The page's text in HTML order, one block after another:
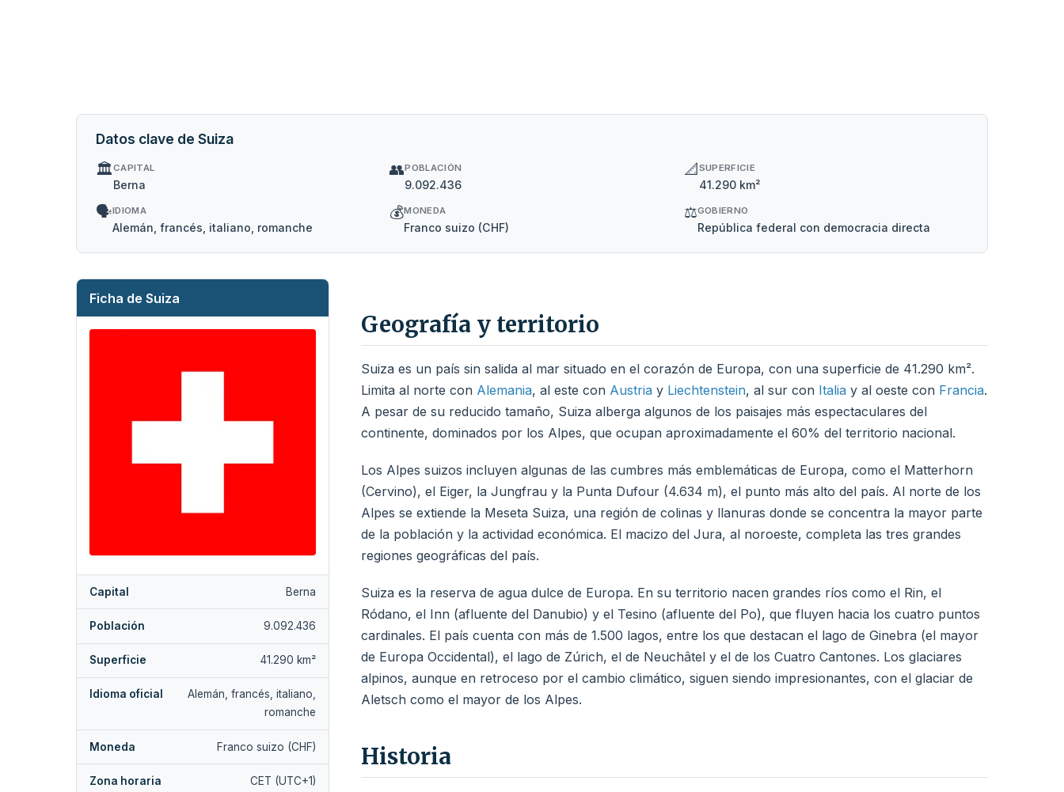
Datos clave de Suiza
🏛️CAPITAL
Berna
👥POBLACIÓN
9.092.436
📐SUPERFICIE
41.290 km²
🗣️IDIOMA
Alemán, francés, italiano, romanche
💰MONEDA
Franco suizo (CHF)
⚖️GOBIERNO
República federal con democracia directa
Ficha de Suiza
Capital Berna
Población 9.092.436
Superficie 41.290 km²
Idioma oficial
Alemán, francés, italiano,
romanche
Moneda Franco suizo (CHF)
Zona horaria CET (UTC+1)
Geografía y territorio
Suiza es un país sin salida al mar situado en el corazón de Europa, con una superficie de 41.290 km².
Limita al norte con Alemania, al este con Austria y Liechtenstein, al sur con Italia y al oeste con Francia.
A pesar de su reducido tamaño, Suiza alberga algunos de los paisajes más espectaculares del
continente, dominados por los Alpes, que ocupan aproximadamente el 60% del territorio nacional.
Los Alpes suizos incluyen algunas de las cumbres más emblemáticas de Europa, como el Matterhorn
(Cervino), el Eiger, la Jungfrau y la Punta Dufour (4.634 m), el punto más alto del país. Al norte de los
Alpes se extiende la Meseta Suiza, una región de colinas y llanuras donde se concentra la mayor parte
de la población y la actividad económica. El macizo del Jura, al noroeste, completa las tres grandes
regiones geográficas del país.
Suiza es la reserva de agua dulce de Europa. En su territorio nacen grandes ríos como el Rin, el
Ródano, el Inn (afluente del Danubio) y el Tesino (afluente del Po), que fluyen hacia los cuatro puntos
cardinales. El país cuenta con más de 1.500 lagos, entre los que destacan el lago de Ginebra (el mayor
de Europa Occidental), el lago de Zúrich, el de Neuchâtel y el de los Cuatro Cantones. Los glaciares
alpinos, aunque en retroceso por el cambio climático, siguen siendo impresionantes, con el glaciar de
Aletsch como el mayor de los Alpes.
Historia